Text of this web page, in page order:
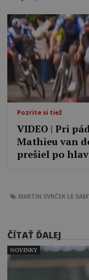
Pozrite si tiež
VIDEO | Pri
Mathieu van
prešiel po
MARTIN SVRČEK LE
ČÍTAŤ ĎALEJ
NOVINKY